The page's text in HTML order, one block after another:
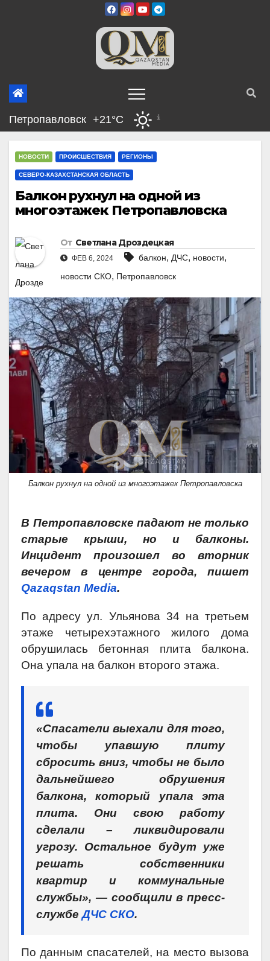
Петропавловск +21°C
НОВОСТИ ПРОИСШЕСТВИЯ РЕГИОНЫ
СЕВЕРО-КАЗАХСТАНСКАЯ ОБЛАСТЬ
Балкон рухнул на одной из
многоэтажек Петропавловска
От Светлана Дроздецкая
ФЕВ 6, 2024 балкон, ДЧС, новости,
новости СКО, Петропавловск
Балкон рухнул на одной из многоэтажек Петропавловска
В Петропавловске падают не только
старые крыши, но и балконы.
Инцидент произошел во вторник
вечером в центре города, пишет
Qazaqstan Media.
По адресу ул. Ульянова 34 на третьем
этаже четырехэтажного жилого дома
обрушилась бетонная плита балкона.
Она упала на балкон второго этажа.
«Спасатели выехали для того,
чтобы упавшую плиту
сбросить вниз, чтобы не было
дальнейшего обрушения
балкона, который упала эта
плита. Они свою работу
сделали – ликвидировали
угрозу. Остальное будут уже
решать собственники
квартир и коммунальные
службы», — сообщили в пресс-
службеДЧС СКО.
По данным спасателей, на место вызова